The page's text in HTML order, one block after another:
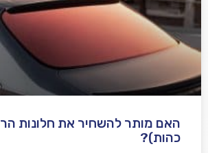
האם מותר להשחיר את חלונות
כהות)?